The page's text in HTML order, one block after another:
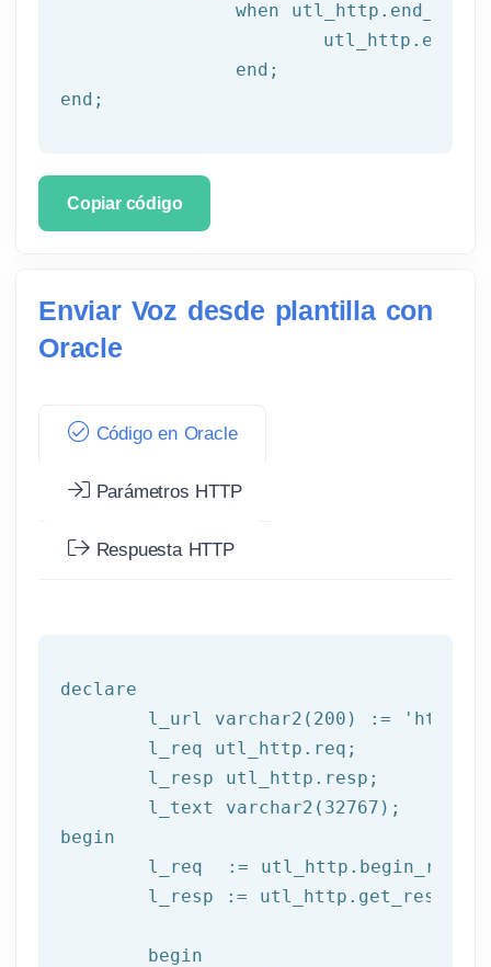
end ;
end ;
Copiar código
Enviar Voz desde plantilla con
Oracle
Código en Oracle
Parámetros HTTP
Respuesta HTTP
declare
	l_url varchar2(
200 ) :=
'http://
begin
l_req  :=
begin